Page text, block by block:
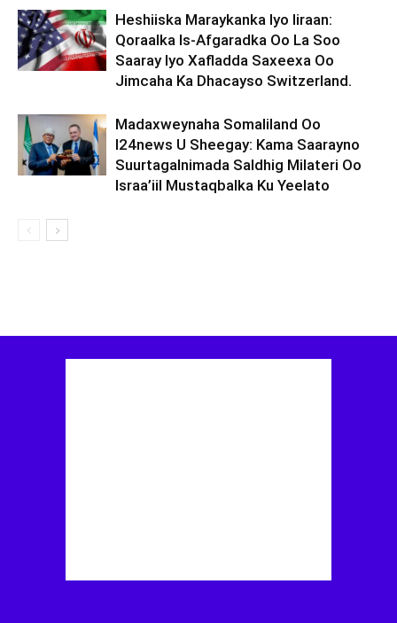
Heshiiska Maraykanka Iyo Iiraan:
Qoraalka Is-Afgaradka Oo La Soo
Saaray Iyo Xafladda Saxeexa Oo
Jimcaha Ka Dhacayso Switzerland.
Madaxweynaha Somaliland Oo
I24news U Sheegay: Kama Saarayno
Suurtagalnimada Saldhig Milateri Oo
Israa’iil Mustaqbalka Ku Yeelato